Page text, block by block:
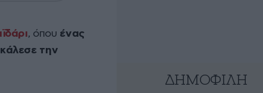
, όπου ένας
την
ΔΗΜΟΦΙΛΗ